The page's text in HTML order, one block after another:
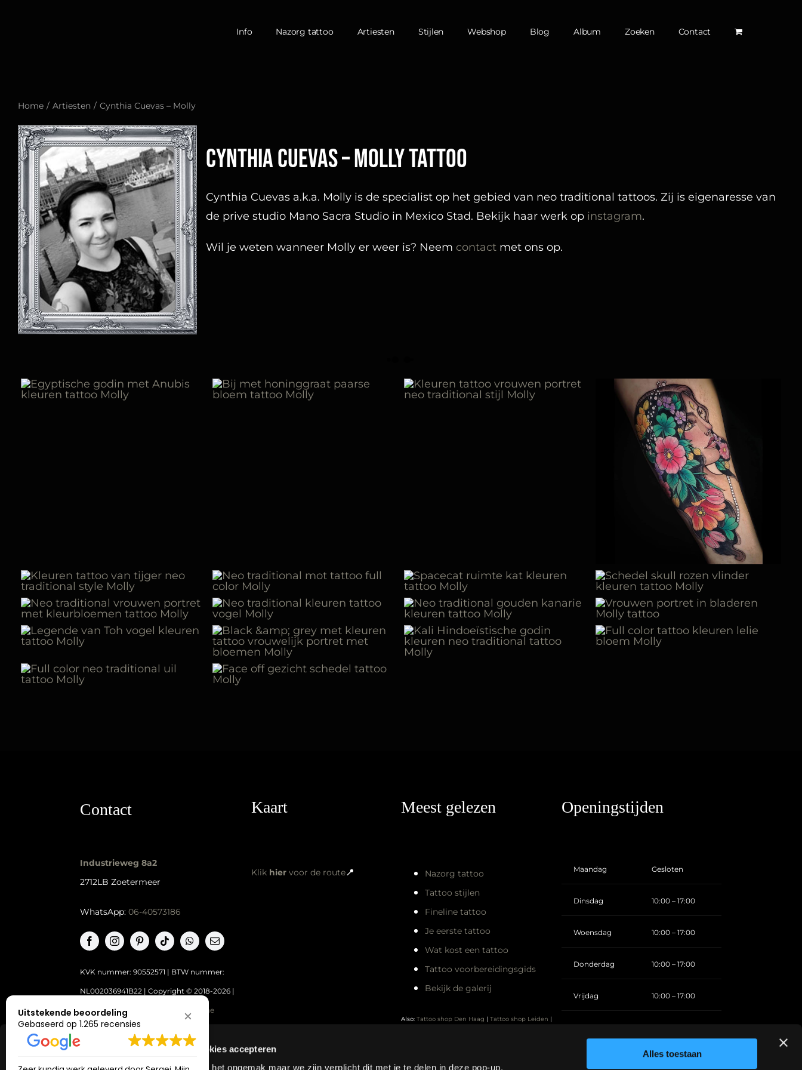
Even de cookies accepteren
Excuus voor het ongemak maar we zijn verplicht dit met je te delen in deze pop-up.
Alles toestaan
Info Nazorg tattoo Artiesten Stijlen Webshop Blog Album Zoeken Contact
Home Artiesten Cynthia Cuevas – Molly
Cynthia Cuevas – Molly tattoo
Cynthia Cuevas a.k.a. Molly is de specialist op het gebied van neo traditional tattoos. Zij is eigenaresse van
de prive studio Mano Sacra Studio in Mexico Stad. Bekijk haar werk op instagram.
Wil je weten wanneer Molly er weer is? Neem contactmet ons op.
Contact
Industrieweg 8a2
2712LB Zoetermeer
WhatsApp:06-40573186
KVK nummer: 90552571 | BTW nummer:
NL002036941B22 |Copyright © 2018-2026 |
Tattoo Studio Hook’s Ink | Algemene
voorwaarden|Privacy Policy
Kaart
Klik hier voor de route📍
Meest gelezen
Nazorg tattoo
Tattoo stijlen
Fineline tattoo
Je eerste tattoo
Wat kost een tattoo
Tattoo voorbereidingsgids
Bekijk de galerij
Also: Tattoo shop Den Haag | Tattoo shop Leiden |
Openingstijden
Maandag Gesloten
Dinsdag 10:00 – 17:00
Woensdag 10:00 – 17:00
Donderdag 10:00 – 17:00
Vrijdag 10:00 – 17:00
Gesloten
Uitstekende beoordeling
Gebaseerd op 1.265 recensies